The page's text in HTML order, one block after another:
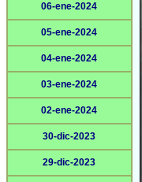
06-ene-2024
05-ene-2024
04-ene-2024
03-ene-2024
02-ene-2024
30-dic-2023
29-dic-2023